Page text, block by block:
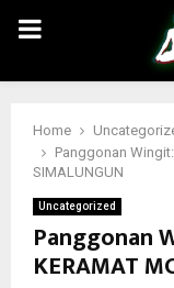
PRIMARY
MENU
Home
Panggonan Wingit:
SIMALUNGUN
Uncategorized
Panggonan
KERAMAT